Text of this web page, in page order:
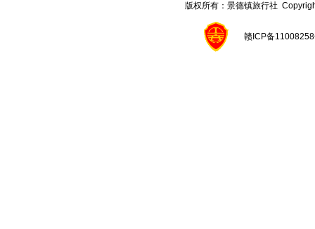
版权所有： 景德镇旅行社
赣ICP备